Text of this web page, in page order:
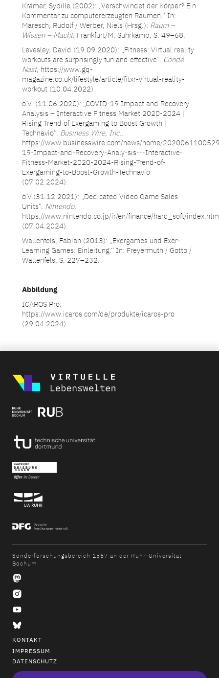
Krämer, Sybille (2002): „Verschwindet der Körper? Ein
Kommentar zu computererzeugten Räumen.“ In:
Maresch, Rudolf / Werber, Niels (Hrsg.): Raum –
Wissen – Macht. Frankfurt/M: Suhrkamp, S. 49–68.
Levesley, David (19.09.2020): „Fitness: Virtual reality
workouts are surprisingly fun and effective”. Condé
Nast, https://www.gq-
magazine.co.uk/lifestyle/article/fitxr-virtual-reality-
workout (10.04.2022).
o.V. (11.06.2020): „COVID-19 Impact and Recovery
Analysis – Interactive Fitness Market 2020-2024 |
Rising Trend of Exergaming to Boost Growth |
Technavio”. Business Wire, Inc.,
https://www.businesswire.com/news/home/
19-Impact-and-Recovery-Analy-sis---Interactive-
Fitness-Market-2020-2024-Rising-Trend-of-
Exergaming-to-Boost-Growth-Technavio
(07.02.2024).
o.V.(31.12.2021): „Dedicated Video Game Sales
Units“. Nintendo,
https://www.nintendo.co.jp/ir/en/finance/hard_soft/
(07.04.2024).
Wallenfels, Fabian (2013): „Exergames und Exer-
Learning Games: Einleitung.“ In: Freyermuth / Gotto /
Wallenfels, S. 227–232.
Abbildung
ICAROS Pro:
https://www.icaros.com/de/produkte/icaros-pro
(29.04.2024).
Sonderforschungsbereich 1567 an der Ruhr-Universität
Bochum
KONTAKT
IMPRESSUM
DATENSCHUTZ